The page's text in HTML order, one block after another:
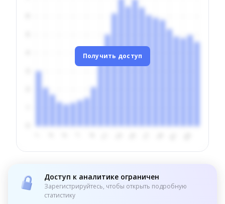
Получить доступ
Доступ к аналитике ограничен
Зарегистрируйтесь, чтобы открыть подробную
статистику